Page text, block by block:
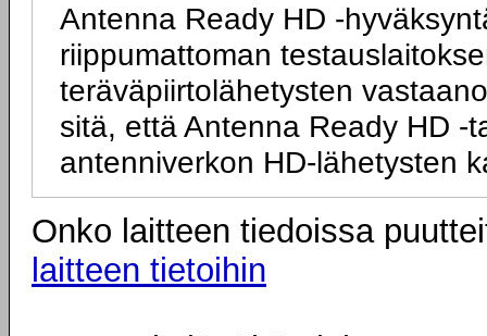
Antenna Ready HD -
riippumattoman
teräväpiirtolähetysten
sitä, että Antenna Ready HD -
antenniverkon HD-lähetysten
Onko laitteen tiedoissa
laitteen tietoihin